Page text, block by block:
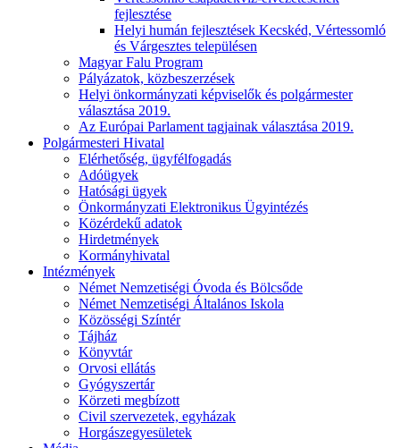
fejlesztése
Helyi humán fejlesztések Kecskéd, Vértessomló
és Várgesztes településen
Magyar Falu Program
Pályázatok, közbeszerzések
Helyi önkormányzati képviselők és polgármester
választása 2019.
Az Európai Parlament tagjainak választása 2019.
Polgármesteri Hivatal
Elérhetőség, ügyfélfogadás
Adóügyek
Hatósági ügyek
Önkormányzati Elektronikus Ügyintézés
Közérdekű adatok
Hirdetmények
Kormányhivatal
Intézmények
Német Nemzetiségi Óvoda és Bölcsőde
Német Nemzetiségi Általános Iskola
Közösségi Színtér
Tájház
Könyvtár
Orvosi ellátás
Gyógyszertár
Körzeti megbízott
Civil szervezetek, egyházak
Horgászegyesületek